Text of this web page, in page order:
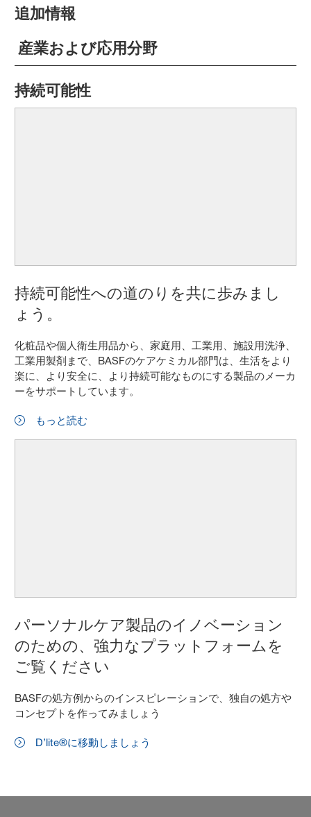
追加情報
産業および応用分野
持続可能性
持続可能性への道のりを共に歩みまし
ょう。
化粧品や個人衛生用品から、家庭用、工業用、施設用洗浄、
工業用製剤まで、BASFのケアケミカル部門は、生活をより
楽に、より安全に、より持続可能なものにする製品のメーカ
ーをサポートしています。
もっと読む
パーソナルケア製品のイノベーション
のための、強力なプラットフォームを
ご覧ください
BASFの処方例からのインスピレーションで、独自の処方や
コンセプトを作ってみましょう
D’lite®に移動しましょう